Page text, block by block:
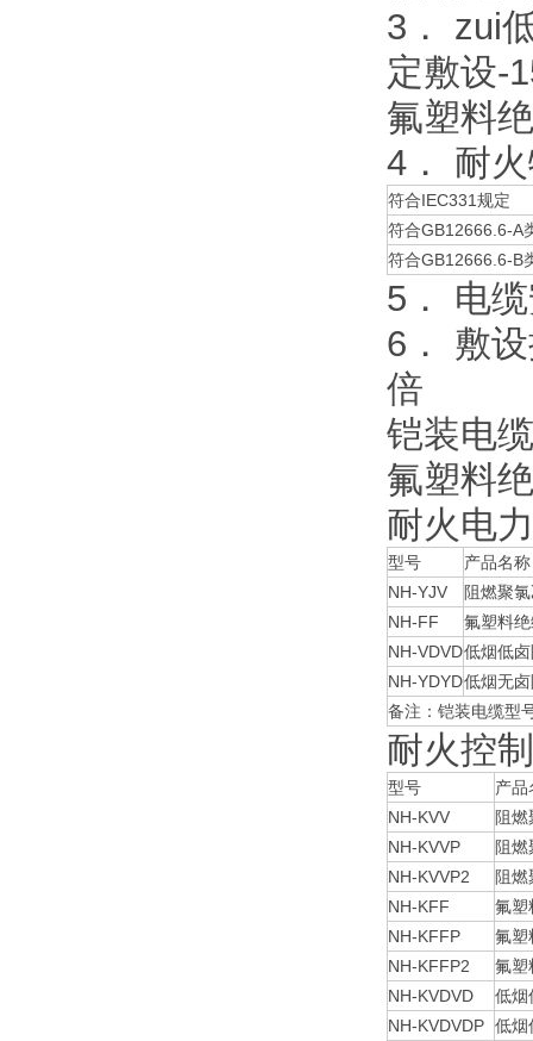
3． zui
定敷设-
氟塑料
4． 耐
符合IEC331规定
符合GB12666.6-A
符合GB12666.6-B
5． 电
6． 敷
倍
铠装电
氟塑料
耐火电
型号
产品名称
NH-YJV
阻燃聚
NH-FF
氟塑料
NH-VDVD低烟低
NH-YDYD低烟无
备注：铠装电缆型
耐火控
型号
产品
NH-KVV
阻
NH-KVVP
阻
NH-KVVP2
阻
NH-KFF
氟塑
NH-KFFP
氟塑
NH-KFFP2
氟塑
NH-KVDVD
低烟
NH-KVDVDP 低烟